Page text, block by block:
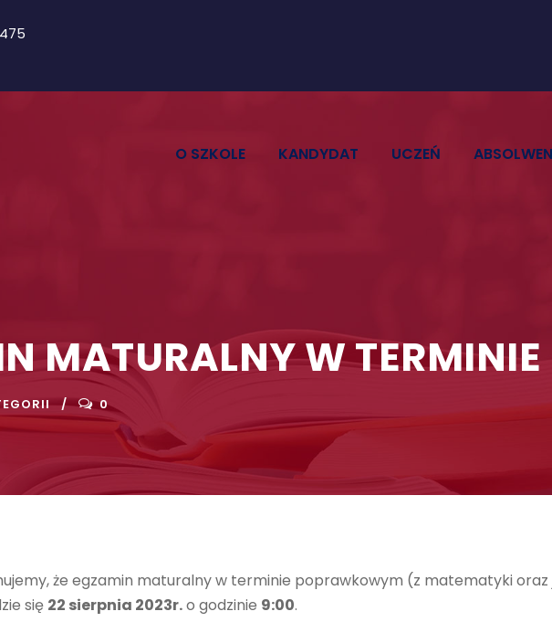
O SZKOLE KANDYDAT UCZEŃ
MATURALNY W
0
że egzamin maturalny w terminie poprawkowym (z matematyki oraz
się 22 sierpnia 2023r.o godzinie 9:00.